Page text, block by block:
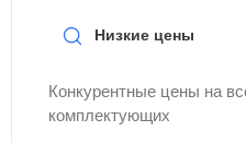
Низкие цены
Конкурентные цены на
комплектующих